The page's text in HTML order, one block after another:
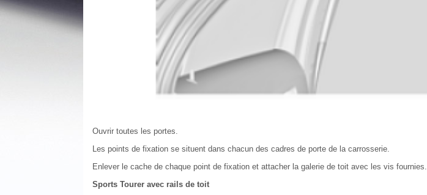
Ouvrir toutes les portes.
Les points de fixation se situent dans chacun des cadres de porte de la carrosserie.
Enlever le cache de chaque point de fixation et attacher la galerie de toit avec les vis fournies.
Sports Tourer avec rails de toit